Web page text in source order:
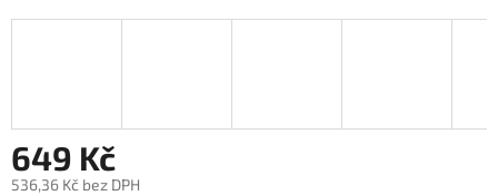
649 Kč
536,36 Kč bez DPH